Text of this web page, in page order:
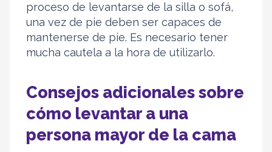
proceso de levantarse de la silla o sofá,
una vez de pie deben ser capaces de
mantenerse de pie. Es necesario tener
mucha cautela a la hora de utilizarlo.
Consejos adicionales sobre
cómo levantar a una
persona mayor de la cama